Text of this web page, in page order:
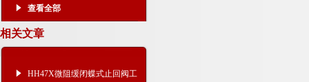
查看全部
相关文章
HH47X微阻缓闭蝶式止回阀工